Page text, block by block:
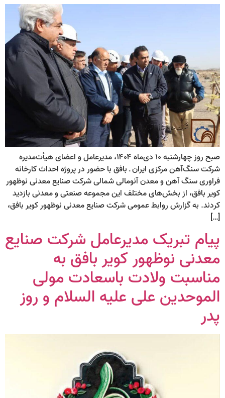
صبح روز چهارشنبه ۱۰ دی‌ماه ۱۴۰۴، مدیرعامل و اعضای هیأت‌مدیره
شرکت سنگ‌آهن مرکزی ایران ـ بافق با حضور در پروژه احداث کارخانه
فراوری سنگ آهن و معدن آنومالی شمالی شرکت صنایع معدنی نوظهور
کویر بافق، از بخش‌های مختلف این مجموعه صنعتی و معدنی بازدید
کردند. به گزارش روابط عمومی شرکت صنایع معدنی نوظهور کویر بافق،
[…]
پیام تبریک مدیرعامل شرکت صنایع
معدنی نوظهور کویر بافق به
مناسبت ولادت باسعادت مولی
الموحدین علی علیه السلام و روز
پدر